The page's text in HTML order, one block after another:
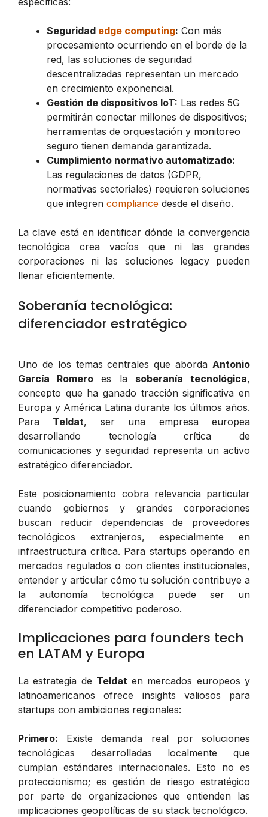
Seguridad edge computing: Con más
procesamiento ocurriendo en el borde de la
red, las soluciones de seguridad
descentralizadas representan un mercado
en crecimiento exponencial.
Gestión de dispositivos IoT: Las redes 5G
permitirán conectar millones de dispositivos;
herramientas de orquestación y monitoreo
seguro tienen demanda garantizada.
Cumplimiento normativo automatizado:
Las regulaciones de datos (GDPR,
normativas sectoriales) requieren soluciones
que integren compliance desde el diseño.
La clave está en identificar dónde la convergencia
tecnológica crea vacíos que ni las grandes
corporaciones ni las soluciones legacy pueden
llenar eficientemente.
Soberanía tecnológica:
diferenciador estratégico
Uno de los temas centrales que aborda Antonio
García Romero es la soberanía tecnológica,
concepto que ha ganado tracción significativa en
Europa y América Latina durante los últimos años.
Para Teldat, ser una empresa europea
desarrollando tecnología crítica de
comunicaciones y seguridad representa un activo
estratégico diferenciador.
Este posicionamiento cobra relevancia particular
cuando gobiernos y grandes corporaciones
buscan reducir dependencias de proveedores
tecnológicos extranjeros, especialmente en
infraestructura crítica. Para startups operando en
mercados regulados o con clientes institucionales,
entender y articular cómo tu solución contribuye a
la autonomía tecnológica puede ser un
diferenciador competitivo poderoso.
Implicaciones para founders tech
en LATAM y Europa
La estrategia de Teldat en mercados europeos y
latinoamericanos ofrece insights valiosos para
startups con ambiciones regionales:
Primero: Existe demanda real por soluciones
tecnológicas desarrolladas localmente que
cumplan estándares internacionales. Esto no es
proteccionismo; es gestión de riesgo estratégico
por parte de organizaciones que entienden las
implicaciones geopolíticas de su stack tecnológico.